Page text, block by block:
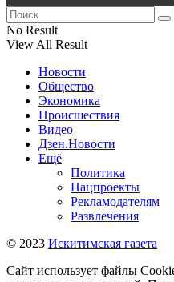
No Result
View All Result
Новости
Общество
Экономика
Происшествия
Видео
Дзен.Новости
Ещё
Политика
Нацпроекты
Рекламодателям
Развлечения
© 2023 Искитимская газета
Сайт использует файлы